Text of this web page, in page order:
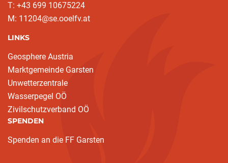
T: ‭+43 699 10675224‬
M: 11204@se.ooelfv.at
LINKS
Geosphere Austria
Marktgemeinde Garsten
Unwetterzentrale
Wasserpegel OÖ
Zivilschutzverband OÖ
SPENDEN
Spenden an die FF Garsten